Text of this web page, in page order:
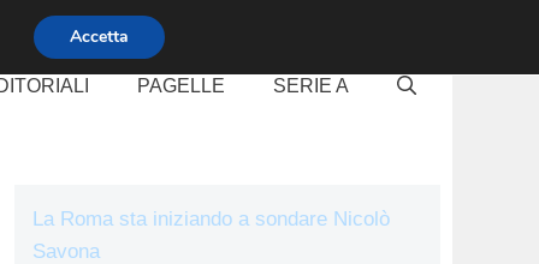
PAGELLE SERIE A
La Roma sta iniziando a sondare Nicolò
Savona
Accetta